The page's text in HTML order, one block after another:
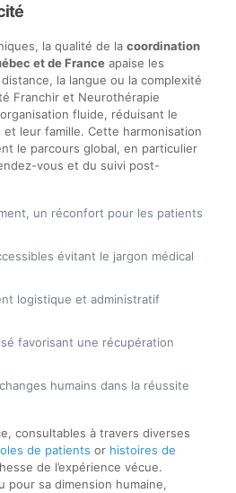
la qualité de la coordination
et de Franceapaise les
la langue ou la complexité
Franchir et Neurothérapie
fluide, réduisant le
leur famille. Cette harmonisation
le parcours global, en particulier
vous et du suivi post-
un réconfort pour les patients
évitant le jargon médical
logistique et administratif
favorisant une récupération
humains dans la réussite
consultables à travers diverses
de patients or histoires de
de l’expérience vécue.
pour sa dimension humaine,